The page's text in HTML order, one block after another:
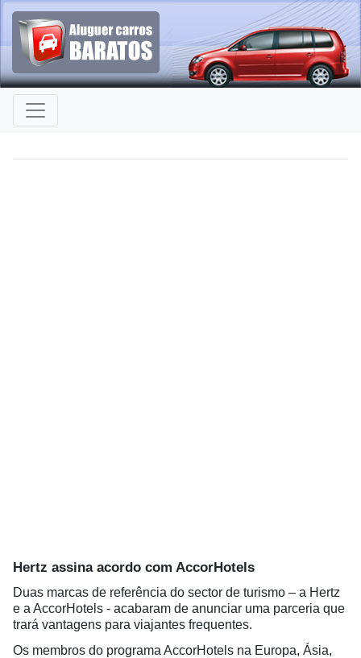
Hertz assina acordo com AccorHotels
Duas marcas de referência do sector de turismo – a Hertz
e a AccorHotels - acabaram de anunciar uma parceria que
trará vantagens para viajantes frequentes.
Os membros do programa AccorHotels na Europa, Ásia,